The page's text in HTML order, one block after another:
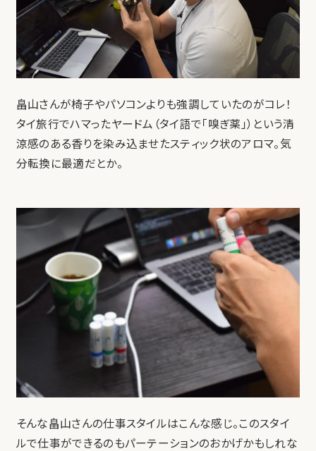
畠山さんが椅子やパソコンよりも強調していたのがコレ！
タイ旅行でハマったヤードム（タイ語で「嗅ぎ薬」）という清
涼感のある香りを染み込ませたスティック状のアロマ。気
分転換に最適だとか。
そんな畠山さんの仕事スタイルはこんな感じ。このスタイ
ルで仕事ができるのもパーテーションのおかげかもしれな